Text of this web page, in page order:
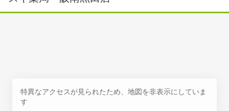
特異なアクセスが見られたため、地図を非表示にしていま
す